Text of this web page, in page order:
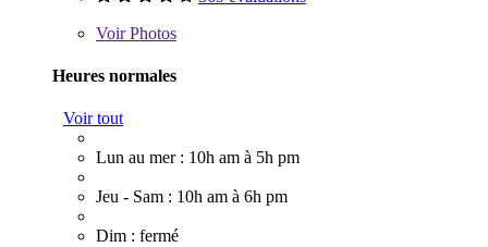
VoirPhotos
Heures normales
Voir tout
Lun au mer : 10h am à 5h pm
Jeu - Sam : 10h am à 6h pm
Dim : fermé